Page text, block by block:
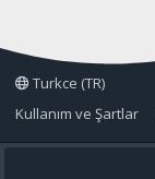
Turkce (TR)
Kullanım ve Şartlar